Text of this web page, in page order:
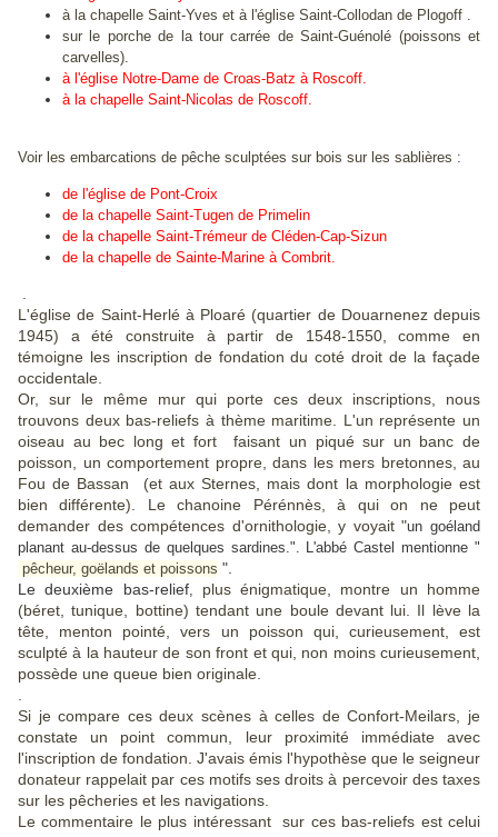
à la chapelle Saint-Yves et à l'église Saint-Collodan de Plogoff .
sur le porche de la tour carrée de Saint-Guénolé (poissons et
carvelles).
à l'église Notre-Dame de Croas-Batz à Roscoff.
à la chapelle Saint-Nicolas de Roscoff.
Voir les embarcations de pêche sculptées sur bois sur les sablières :
de l'église de Pont-Croix
de la chapelle Saint-Tugen de Primelin
de la chapelle Saint-Trémeur de Cléden-Cap-Sizun
de la chapelle de Sainte-Marine à Combrit.
L'église de Saint-Herlé à Ploaré (quartier de Douarnenez depuis
1945) a été construite à partir de 1548-1550, comme en
témoigne les inscription de fondation du coté droit de la façade
occidentale.
Or, sur le même mur qui porte ces deux inscriptions, nous
trouvons deux bas-reliefs à thème maritime. L'un représente un
oiseau au bec long et fort faisant un piqué sur un banc de
poisson, un comportement propre, dans les mers bretonnes, au
Fou de Bassan (et aux Sternes, mais dont la morphologie est
bien différente). Le chanoine Pérénnès, à qui on ne peut
demander des compétences d'ornithologie, y voyait "un goéland
planant au-dessus de quelques sardines.". L'abbé Castel mentionne "
pêcheur, goëlands et poissons ".
Le deuxième bas-relief, plus énigmatique, montre un homme
(béret, tunique, bottine) tendant une boule devant lui. Il lève la
tête, menton pointé, vers un poisson qui, curieusement, est
sculpté à la hauteur de son front et qui, non moins curieusement,
possède une queue bien originale.
Si je compare ces deux scènes à celles de Confort-Meilars, je
constate un point commun, leur proximité immédiate avec
l'inscription de fondation. J'avais émis l'hypothèse que le seigneur
donateur rappelait par ces motifs ses droits à percevoir des taxes
sur les pêcheries et les navigations.
Le commentaire le plus intéressant sur ces bas-reliefs est celui